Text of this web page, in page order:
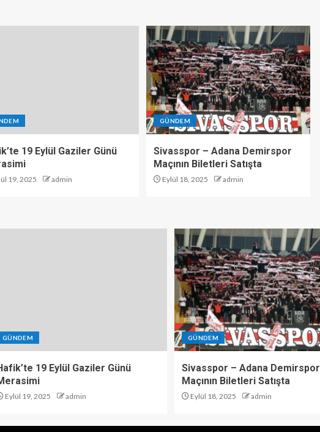
19 Eylül Gaziler Günü
19, 2025 admin
GÜNDEM
Sivasspor – Adana Demirspor
Maçının Biletleri Satışta
Eylül 18, 2025 admin
GÜNDEM
19 Eylül Gaziler Günü
Eylül 19, 2025 admin
GÜNDEM
Sivasspor – Adana Demirspor
Maçının Biletleri Satışta
Eylül 18, 2025 admin